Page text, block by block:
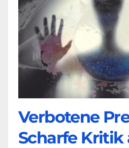
Verbotene
Scharfe Kritik